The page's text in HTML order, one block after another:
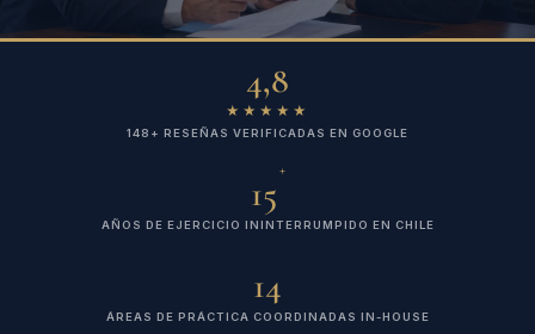
4,8
★★★★★
148+ RESEÑAS VERIFICADAS EN GOOGLE
15
+
AÑOS DE EJERCICIO ININTERRUMPIDO EN CHILE
14
ÁREAS DE PRÁCTICA COORDINADAS IN-HOUSE